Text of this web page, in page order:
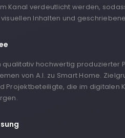
Kanal verdeutlicht werden,
visuellen Inhalten und
qualitativ hochwertig produzierter
von A.I. zu Smart Home.
Projektbeteiligte, die im digitalen